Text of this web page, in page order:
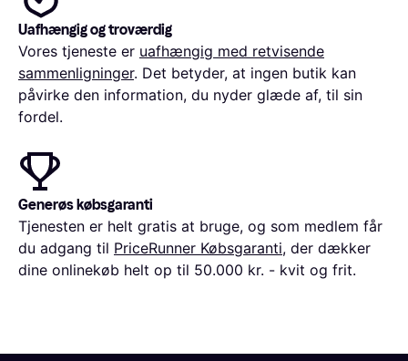
Uafhængig og troværdig
Vores tjeneste er uafhængig med retvisende
sammenligninger. Det betyder, at ingen butik kan
påvirke den information, du nyder glæde af, til sin
fordel.
Generøs købsgaranti
Tjenesten er helt gratis at bruge, og som medlem får
du adgang til PriceRunner Købsgaranti, der dækker
dine onlinekøb helt op til 50.000 kr. - kvit og frit.